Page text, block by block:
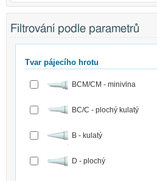
Filtrování podle parametrů
Tvar pájecího hrotu
BCM/CM - minivlna
BC/C - plochý kulatý
B - kulatý
D - plochý